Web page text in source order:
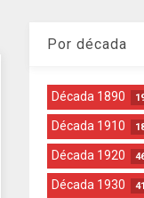
Por década
Década 1890
Década 1910
Década 1920
Década 1930